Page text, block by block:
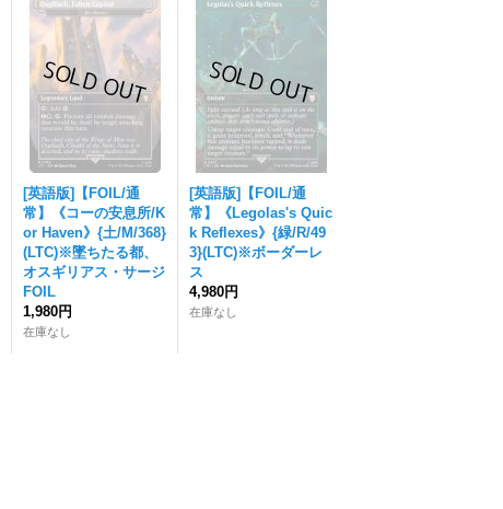
[英語版]【FOIL/通
常】《コーの安息所/K
or Haven》{土/M/368}
(LTC)※墜ちたる都、
オスギリアス・サージ
FOIL
1,980円
在庫なし
[英語版]【FOIL/通
常】《Legolas's Quic
k Reflexes》{緑/R/49
3}(LTC)※ボーダーレ
ス
4,980円
在庫なし